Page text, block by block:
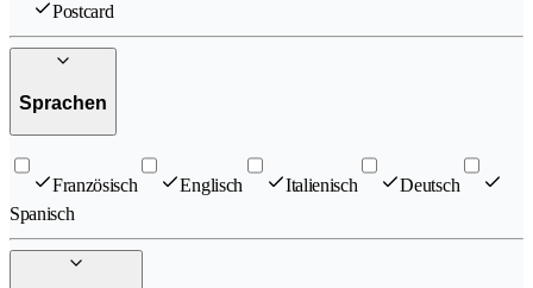
Postcard
Sprachen
Französisch Englisch Italienisch
Deutsch
Spanisch